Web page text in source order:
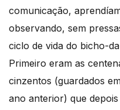
comunicação,
observando, sem
ciclo de vida do bicho-
Primeiro eram as
cinzentos (guardados
ano anterior) que